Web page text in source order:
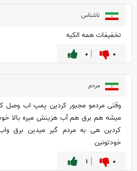
ناشناس
تخفیفات همه الکیه
۰ ۰
مردم
وقتی مردمو مجبور کردین پمپ اب وصل
میشه هم برق هم آب هزینش میره بالا
کردین هی به مردم گیر میدین برق
خودتونین
۰ ۱